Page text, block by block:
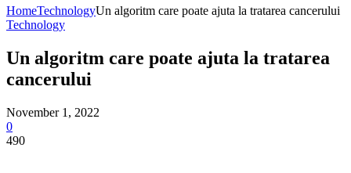
HomeTechnologyUn algoritm care poate ajuta la tratarea cancerului
Technology
Un algoritm care poate ajuta la tratarea
cancerului
November 1, 2022
0
490